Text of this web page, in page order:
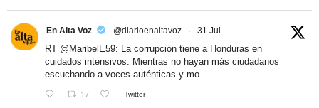
En Alta Voz @diarioenaltavoz · 31 Jul
RT @MaribelE59: La corrupción tiene a Honduras en
cuidados intensivos. Mientras no hayan más ciudadanos
escuchando a voces auténticas y mo…
17 Twitter